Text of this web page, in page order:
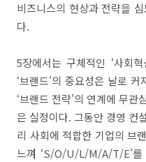
비즈니스의 현상과 전략을
다.
5장에서는 구체적인 ‘사회
‘브랜드’의 중요성은 날로
‘브랜드 전략’의 연계에 무
은 실정이다. 그동안 경영 컨
리 사회에 적합한 기업의 브
느껴 ‘S/O/U/L/M/A/T/E’를